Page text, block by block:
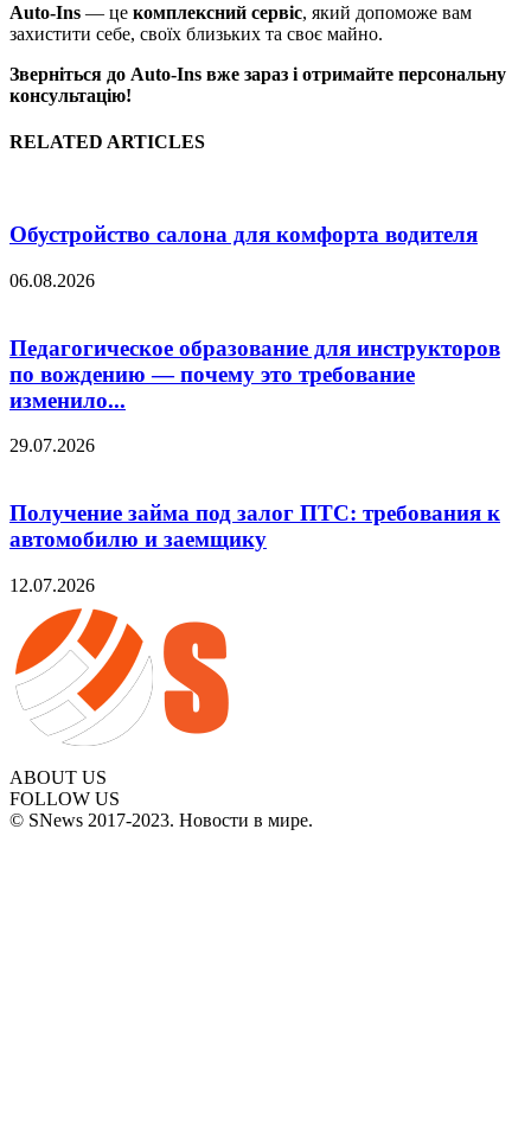
Auto-Ins — це комплексний сервіс, який допоможе вам
захистити себе, своїх близьких та своє майно.
Зверніться до Auto-Ins вже зараз і отримайте персональну
консультацію!
RELATED ARTICLES
Обустройство салона для комфорта водителя
06.08.2026
Педагогическое образование для инструкторов
по вождению — почему это требование
изменило...
29.07.2026
Получение займа под залог ПТС: требования к
автомобилю и заемщику
12.07.2026
ABOUT US
FOLLOW US
© SNews 2017-2023. Новости в мире.